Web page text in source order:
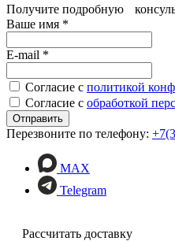
Получите подробную
Ваше имя *
E-mail *
Согласие с политикой
Согласие с обработкой
Перезвоните по телефону:
MAX
Telegram
Рассчитать доставку